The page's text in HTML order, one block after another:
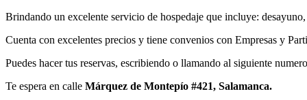
Brindando un excelente servicio de hospedaje que incluye:
Cuenta con excelentes precios y tiene convenios con Empresas y
Puedes hacer tus reservas, escribiendo o llamando al siguiente numero
Te espera en calle Márquez de Montepío #421, Salamanca.